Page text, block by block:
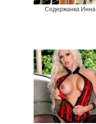
Содержанка Инна